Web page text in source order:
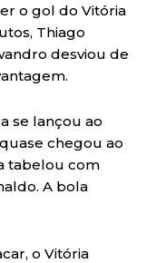
o gol do Vitória
Thiago
desviou de
se lançou ao
chegou ao
tabelou com
A bola
o Vitória